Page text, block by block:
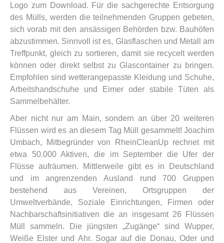
Logo zum Download. Für die sachgerechte Entsorgung
des Mülls, werden die teilnehmenden Gruppen gebeten,
sich vorab mit den ansässigen Behörden bzw. Bauhöfen
abzustimmen. Sinnvoll ist es, Glasflaschen und Metall am
Treffpunkt, gleich zu sortieren, damit sie recycelt werden
können oder direkt selbst zu Glascontainer zu bringen.
Empfohlen sind wetterangepasste Kleidung und Schuhe,
Arbeitshandschuhe und Eimer oder stabile Tüten als
Sammelbehälter.
Aber nicht nur am Main, sondern an über 20 weiteren
Flüssen wird es an diesem Tag Müll gesammelt! Joachim
Umbach, Mitbegründer von RheinCleanUp rechnet mit
etwa 50.000 Aktiven, die im September die Ufer der
Flüsse aufräumen. Mittlerweile gibt es in Deutschland
und im angrenzenden Ausland rund 700 Gruppen
bestehend aus Vereinen, Ortsgruppen der
Umweltverbände, Soziale Einrichtungen, Firmen oder
Nachbarschaftsinitiativen die an insgesamt 26 Flüssen
Müll sammeln. Die jüngsten „Zugänge“ sind Wupper,
Weiße Elster und Ahr. Sogar auf die Donau, Oder und